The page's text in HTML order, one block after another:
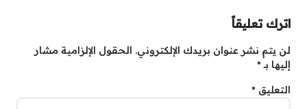
اترك تعليقاً
لن يتم نشر عنوان بريدك الإلكتروني. الحقول الإلزامية مشار
إليها بـ*
التعليق *